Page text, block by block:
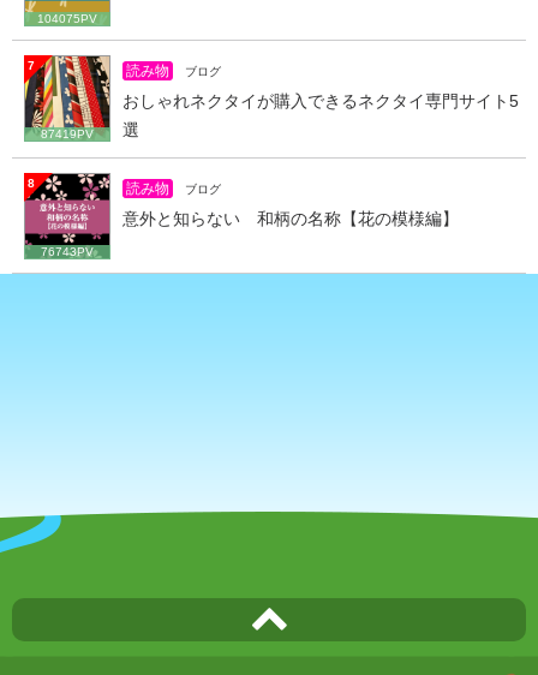
104075PV
7
87419PV
読み物 ブログ
おしゃれネクタイが購入できるネクタイ専門サイト5
選
8
76743PV
読み物 ブログ
意外と知らない 和柄の名称【花の模様編】